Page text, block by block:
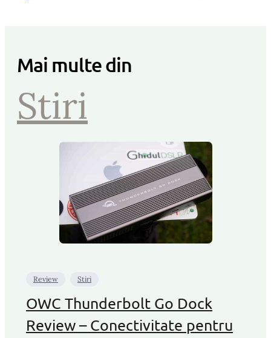
Mai multe din
Stiri
Review Stiri
OWC Thunderbolt Go Dock
Review – Conectivitate pentru